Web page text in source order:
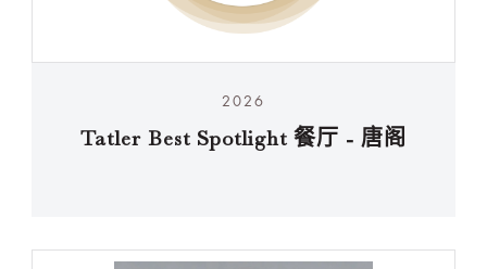
2026
Tatler Best Spotlight 餐厅 - 唐阁